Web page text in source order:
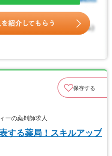
保存する
ーの薬剤師求人
する薬局！スキルアップ